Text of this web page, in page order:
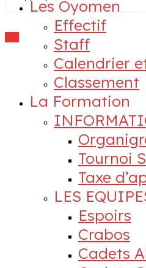
Les Oyomen
Effectif
Staff
Calendrier
Classement
La Formation
Tournoi
Taxe
LES
Espoirs
Crabos
Cadets